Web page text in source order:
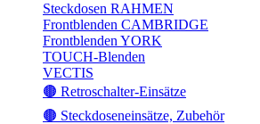
Steckdosen RAHMEN
Frontblenden CAMBRIDGE
Frontblenden YORK
TOUCH-Blenden
VECTIS
🟤 Retroschalter-Einsätze
🟤 Steckdoseneinsätze, Zubehör